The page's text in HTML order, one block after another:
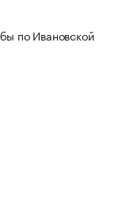
по Ивановской